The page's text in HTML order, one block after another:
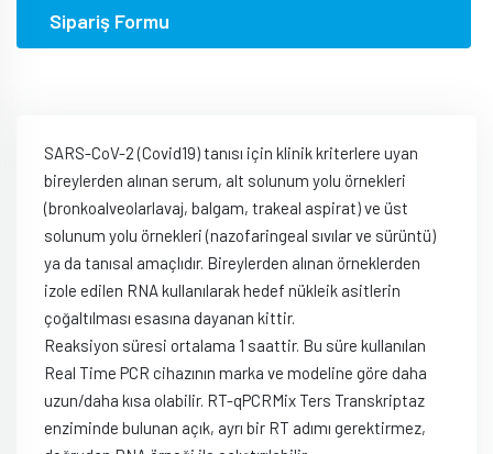
Sipariş Formu
SARS-CoV-2 (Covid19) tanısı için klinik kriterlere uyan
bireylerden alınan serum, alt solunum yolu örnekleri
(bronkoalveolarlavaj, balgam, trakeal aspirat) ve üst
solunum yolu örnekleri (nazofaringeal sıvılar ve sürüntü)
ya da tanısal amaçlıdır. Bireylerden alınan örneklerden
izole edilen RNA kullanılarak hedef nükleik asitlerin
çoğaltılması esasına dayanan kittir.
Reaksiyon süresi ortalama 1 saattir. Bu süre kullanılan
Real Time PCR cihazının marka ve modeline göre daha
uzun/daha kısa olabilir. RT-qPCRMix Ters Transkriptaz
enziminde bulunan açık, ayrı bir RT adımı gerektirmez,